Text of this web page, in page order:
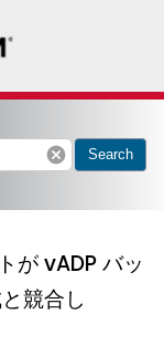
cancel Search
が vADP バッ
競合し